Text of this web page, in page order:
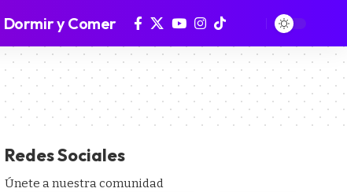
Dormir y Comer
Redes Sociales
Únete a nuestra comunidad